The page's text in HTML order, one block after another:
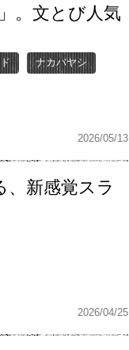
。文とび人気
ナカバヤシ
2026/05/13
、新感覚スラ
2026/04/25